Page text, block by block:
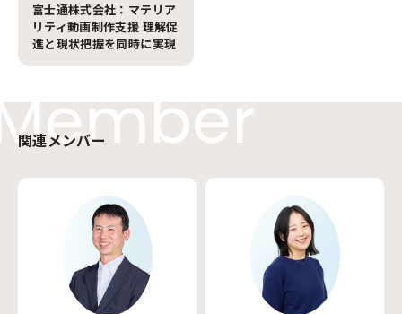
富士通株式会社：マテリア
リティ動画制作支援 理解促
進と現状把握を同時に実現
関連メンバー